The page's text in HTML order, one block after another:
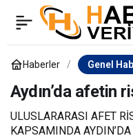
Haberler Genel
Aydın’da afetin
ULUSLARARASI AFET
KAPSAMINDA
Aydın’da afetin riskleri
azaltılacak